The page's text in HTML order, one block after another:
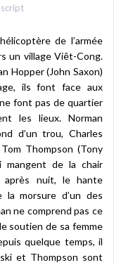
de l’armée
un village Viêt-Cong.
Hopper (John Saxon)
ils font face aux
font pas de quartier
les lieux. Norman
d’un trou, Charles
Thompson (Tony
mangent de la chair
après nuit, le hante
morsure d’un des
ne comprend pas ce
soutien de sa femme
quelque temps, il
et Thompson sont